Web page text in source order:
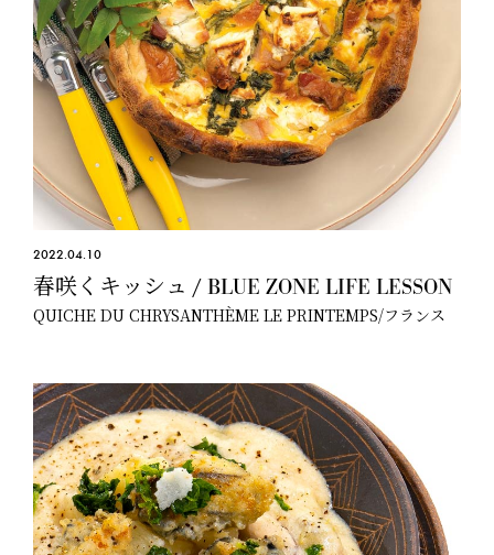
2022.04.10
春咲くキッシュ / BLUE ZONE LIFE LESSON
QUICHE DU CHRYSANTHÈME LE PRINTEMPS/フランス